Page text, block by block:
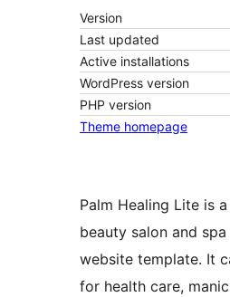
Version
Last updated
Active installations
WordPress version
PHP version
Theme homepage
Palm Healing Lite is
beauty salon and
website template. It
for health care,